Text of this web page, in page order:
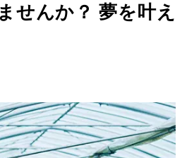
せんか？ 夢を叶え